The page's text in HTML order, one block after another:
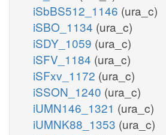
iSbBS512_1146 (ura_c)
iSBO_1134 (ura_c)
iSDY_1059 (ura_c)
iSFV_1184 (ura_c)
iSFxv_1172 (ura_c)
iSSON_1240 (ura_c)
iUMN146_1321 (ura_c)
iUMNK88_1353 (ura_c)